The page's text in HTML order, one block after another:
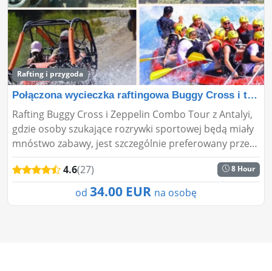
Rafting i przygoda
Połączona wycieczka raftingowa Buggy Cross i tyrolk�
Rafting Buggy Cross i Zeppelin Combo Tour z Antalyi,
gdzie osoby szukające rozrywki sportowej będą miały
mnóstwo zabawy, jest szczególnie preferowany przez
wiele osób. Te gałęzie w tej kategorii, które są atra...
4.6(27) 8 Hour
od 34.00 EUR na osobę